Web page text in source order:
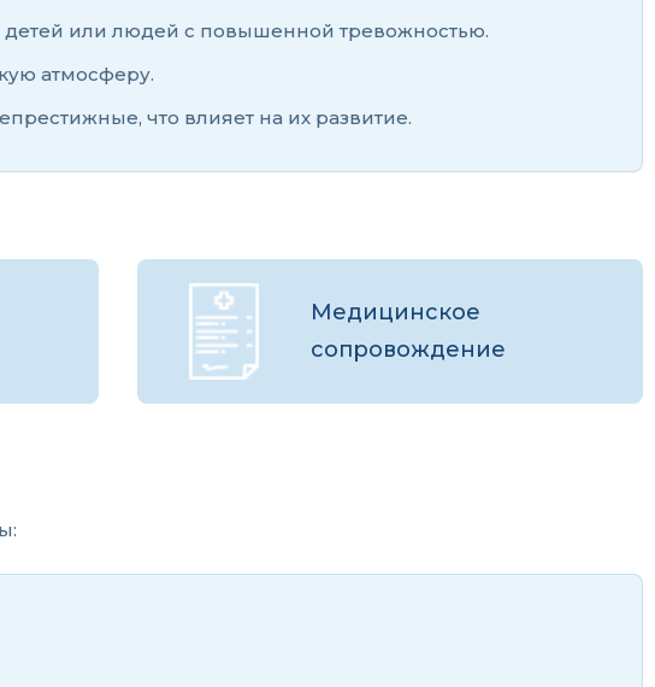
детей или людей с повышенной тревожностью.
атмосферу.
что влияет на их развитие.
Медицинское
сопровождение